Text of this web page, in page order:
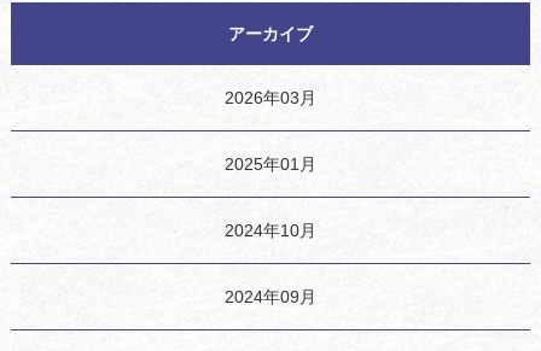
アーカイブ
2026年03月
2025年01月
2024年10月
2024年09月